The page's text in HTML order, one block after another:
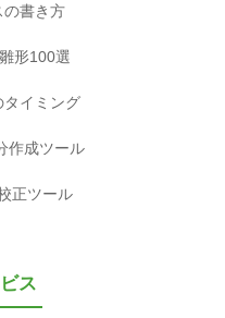
の書き方
形100選
タイミング
作成ツール
正ツール
ス